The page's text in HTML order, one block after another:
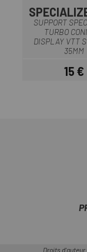
SUPPORT
TURBO
DISPLAY VTT
35MM
Prix
15 €
Droits